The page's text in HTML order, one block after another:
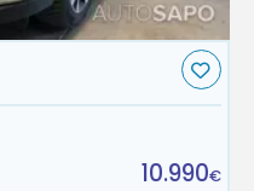
10.990€